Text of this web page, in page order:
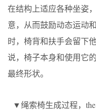
在结构上适应各种坐姿
意，从而鼓励动态运动
时，椅背和扶手会留下
说，椅子本身和使用它
最终形状。
▼绳索椅生成过程，the